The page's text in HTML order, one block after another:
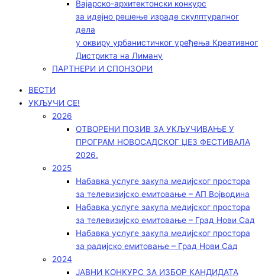
Вајарско-архитектонски конкурс
за идејно решење израде скулптуралног
дела
у оквиру урбанистичког уређења Креативног
Дистрикта на Лиману
ПАРТНЕРИ И СПОНЗОРИ
ВЕСТИ
УКЉУЧИ СЕ!
2026
ОТВОРЕНИ ПОЗИВ ЗА УКЉУЧИВАЊЕ У
ПРОГРАМ НОВОСАДСКОГ ЏЕЗ ФЕСТИВАЛА
2026.
2025
Набавка услуге закупа медијског простора
за телевизијско емитовање – АП Војводинa
Набавка услуге закупа медијског простора
за телевизијско емитовање – Град Нови Сад
Набавка услуге закупа медијског простора
за радијско емитовање – Град Нови Сад
2024
ЈАВНИ КОНКУРС ЗА ИЗБОР КАНДИДАТА